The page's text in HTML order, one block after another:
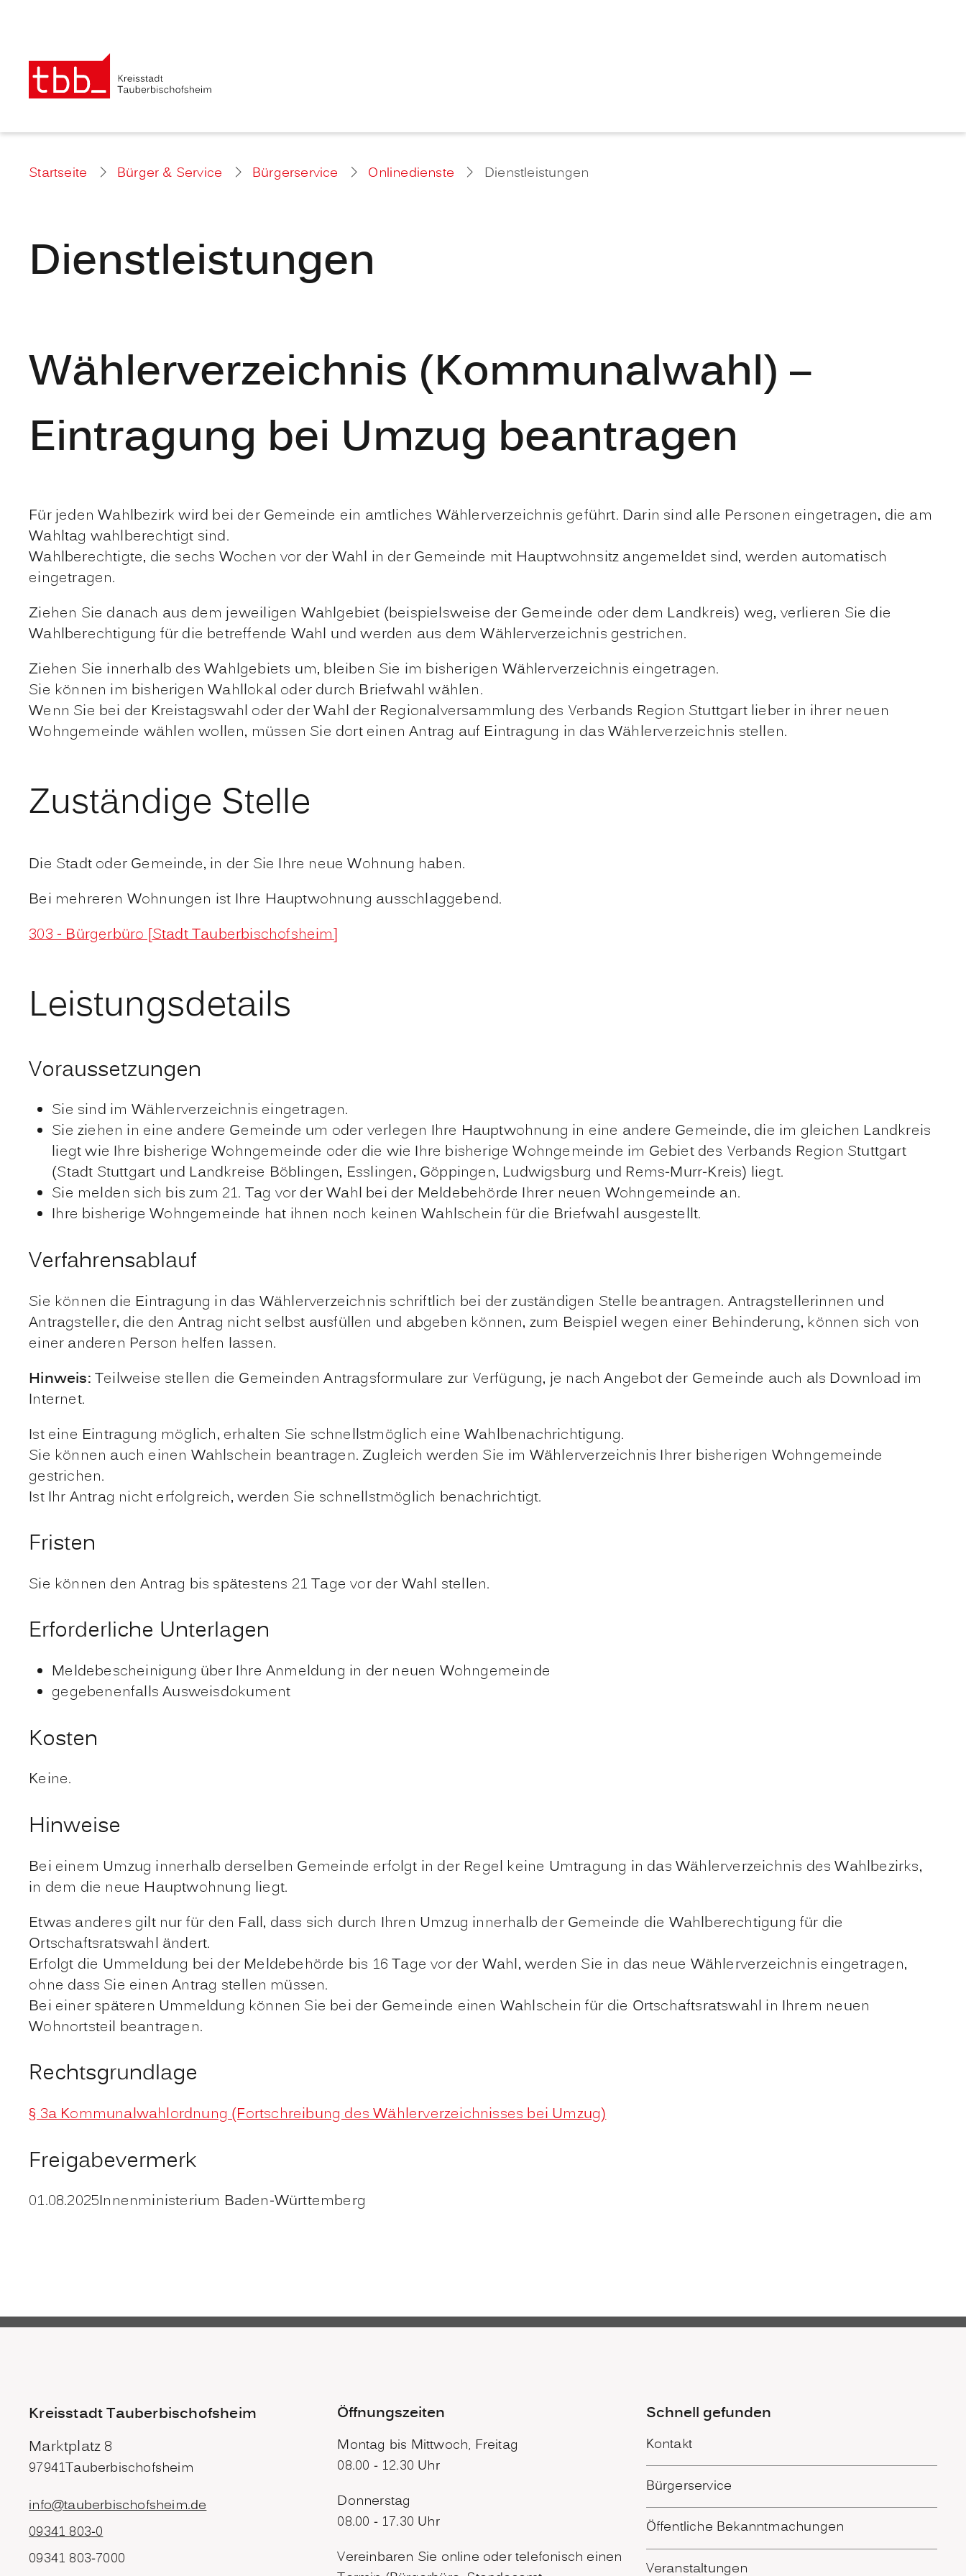
Startseite Bürger & Service Bürgerservice Onlinedienste Dienstleistungen
Dienstleistungen
Wählerverzeichnis (Kommunalwahl) –
Eintragung bei Umzug beantragen
Für jeden Wahlbezirk wird bei der Gemeinde ein amtliches Wählerverzeichnis geführt. Darin sind alle Personen eingetragen, die am
Wahltag wahlberechtigt sind.
Wahlberechtigte, die sechs Wochen vor der Wahl in der Gemeinde mit Hauptwohnsitz angemeldet sind, werden automatisch
eingetragen.
Ziehen Sie danach aus dem jeweiligen Wahlgebiet (beispielsweise der Gemeinde oder dem Landkreis) weg, verlieren Sie die
Wahlberechtigung für die betreffende Wahl und werden aus dem Wählerverzeichnis gestrichen.
Ziehen Sie innerhalb des Wahlgebiets um, bleiben Sie im bisherigen Wählerverzeichnis eingetragen.
Sie können im bisherigen Wahllokal oder durch Briefwahl wählen.
Wenn Sie bei der Kreistagswahl oder der Wahl der Regionalversammlung des Verbands Region Stuttgart lieber in ihrer neuen
Wohngemeinde wählen wollen, müssen Sie dort einen Antrag auf Eintragung in das Wählerverzeichnis stellen.
Zuständige Stelle
Die Stadt oder Gemeinde, in der Sie Ihre neue Wohnung haben.
Bei mehreren Wohnungen ist Ihre Hauptwohnung ausschlaggebend.
303 - Bürgerbüro [Stadt Tauberbischofsheim]
Leistungsdetails
Voraussetzungen
Sie sind im Wählerverzeichnis eingetragen.
Sie ziehen in eine andere Gemeinde um oder verlegen Ihre Hauptwohnung in eine andere Gemeinde, die im gleichen Landkreis
liegt wie Ihre bisherige Wohngemeinde oder die wie Ihre bisherige Wohngemeinde im Gebiet des Verbands Region Stuttgart
(Stadt Stuttgart und Landkreise Böblingen, Esslingen, Göppingen, Ludwigsburg und Rems-Murr-Kreis) liegt.
Sie melden sich bis zum 21. Tag vor der Wahl bei der Meldebehörde Ihrer neuen Wohngemeinde an.
Ihre bisherige Wohngemeinde hat ihnen noch keinen Wahlschein für die Briefwahl ausgestellt.
Verfahrensablauf
Sie können die Eintragung in das Wählerverzeichnis schriftlich bei der zuständigen Stelle beantragen. Antragstellerinnen und
Antragsteller, die den Antrag nicht selbst ausfüllen und abgeben können, zum Beispiel wegen einer Behinderung, können sich von
einer anderen Person helfen lassen.
Hinweis: Teilweise stellen die Gemeinden Antragsformulare zur Verfügung, je nach Angebot der Gemeinde auch als Download im
Internet.
Ist eine Eintragung möglich, erhalten Sie schnellstmöglich eine Wahlbenachrichtigung.
Sie können auch einen Wahlschein beantragen. Zugleich werden Sie im Wählerverzeichnis Ihrer bisherigen Wohngemeinde
gestrichen.
Ist Ihr Antrag nicht erfolgreich, werden Sie schnellstmöglich benachrichtigt.
Fristen
Sie können den Antrag bis spätestens 21 Tage vor der Wahl stellen.
Erforderliche Unterlagen
Meldebescheinigung über Ihre Anmeldung in der neuen Wohngemeinde
gegebenenfalls Ausweisdokument
Kosten
Keine.
Hinweise
Bei einem Umzug innerhalb derselben Gemeinde erfolgt in der Regel keine Umtragung in das Wählerverzeichnis des Wahlbezirks,
in dem die neue Hauptwohnung liegt.
Etwas anderes gilt nur für den Fall, dass sich durch Ihren Umzug innerhalb der Gemeinde die Wahlberechtigung für die
Ortschaftsratswahl ändert.
Erfolgt die Ummeldung bei der Meldebehörde bis 16 Tage vor der Wahl, werden Sie in das neue Wählerverzeichnis eingetragen,
ohne dass Sie einen Antrag stellen müssen.
Bei einer späteren Ummeldung können Sie bei der Gemeinde einen Wahlschein für die Ortschaftsratswahl in Ihrem neuen
Wohnortsteil beantragen.
Rechtsgrundlage
§ 3a Kommunalwahlordnung (Fortschreibung des Wählerverzeichnisses bei Umzug)
Freigabevermerk
01.08.2025Innenministerium Baden-Württemberg
Kreisstadt Tauberbischofsheim
Marktplatz 8
97941Tauberbischofsheim
info@tauberbischofsheim.de
09341 803-0
09341 803-7000
Öffnungszeiten
Montag bis Mittwoch, Freitag
08.00 - 12.30 Uhr
Donnerstag
08.00 - 17.30 Uhr
Vereinbaren Sie online oder telefonisch einen
Schnell gefunden
Kontakt
Bürgerservice
Öffentliche Bekanntmachungen
Veranstaltungen